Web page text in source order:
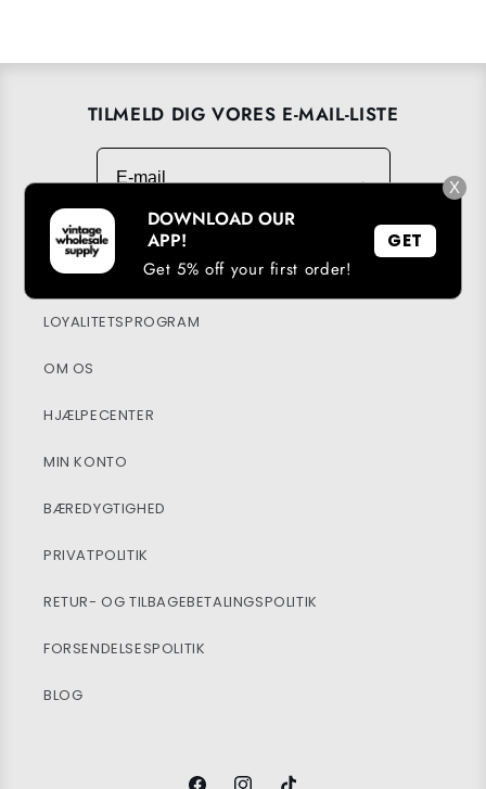
TILMELD DIG VORES E-MAIL-LISTE
E-mail
→
DOWNLOAD VORES APP
LOYALITETSPROGRAM
OM OS
HJÆLPECENTER
MIN KONTO
BÆREDYGTIGHED
PRIVATPOLITIK
RETUR- OG TILBAGEBETALINGSPOLITIK
FORSENDELSESPOLITIK
BLOG
X
DOWNLOAD OUR
APP!
Get 5% off your first order!
GET